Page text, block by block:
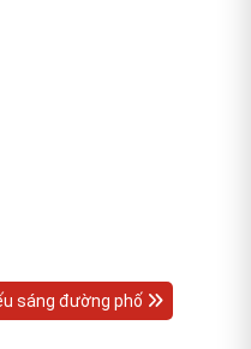
sáng đường phố